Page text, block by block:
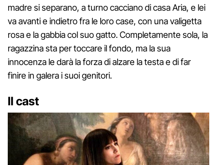
madre si separano, a turno cacciano di casa Aria, e lei
va avanti e indietro fra le loro case, con una valigetta
rosa e la gabbia col suo gatto. Completamente sola, la
ragazzina sta per toccare il fondo, ma la sua
innocenza le darà la forza di alzare la testa e di far
finire in galera i suoi genitori.
Il cast